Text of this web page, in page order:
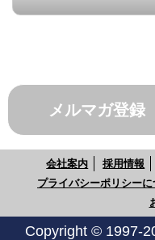
メルマガ登録
会社案内 採用情報
プライバシーポリシーに
Copyright © 1997-